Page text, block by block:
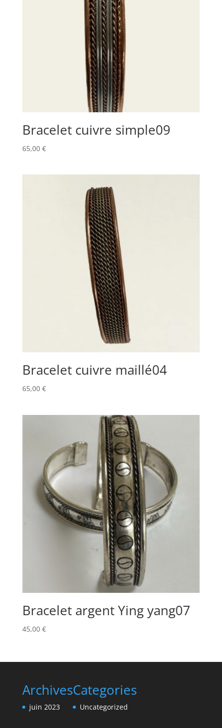
Bracelet cuivre simple09
65,00 €
Bracelet cuivre maillé04
65,00 €
Bracelet argent Ying yang07
45,00 €
Archives
juin 2023
Categories
Uncategorized